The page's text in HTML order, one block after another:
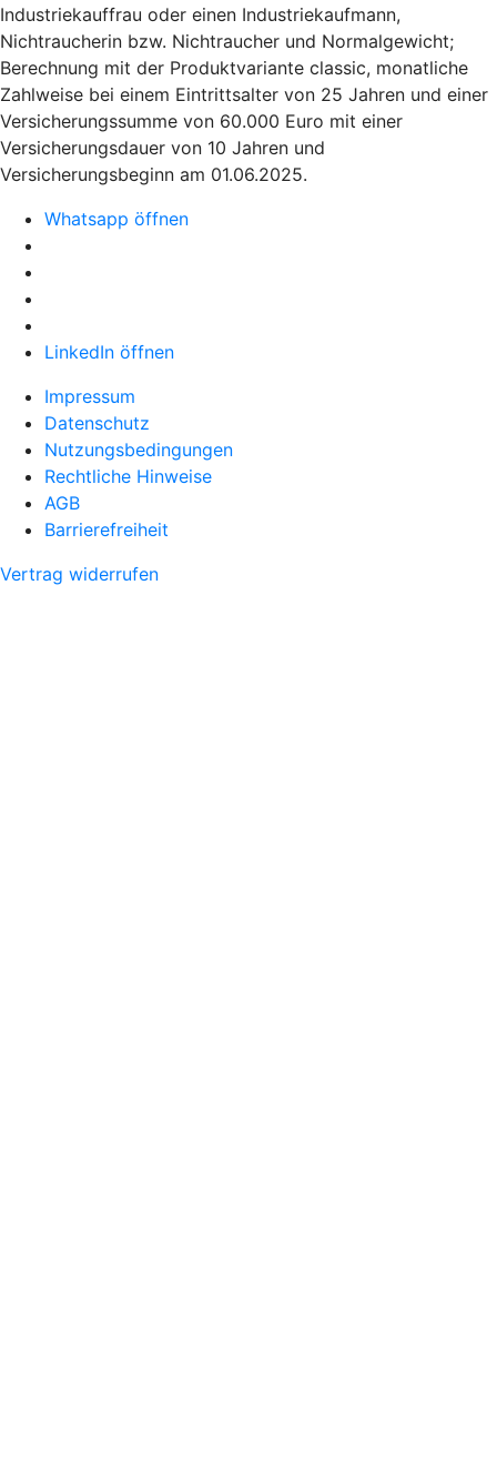
Industriekauffrau oder einen Industriekaufmann,
Nichtraucherin bzw. Nichtraucher und Normalgewicht;
Berechnung mit der Produktvariante classic, monatliche
Zahlweise bei einem Eintrittsalter von 25 Jahren und einer
Versicherungssumme von 60.000 Euro mit einer
Versicherungsdauer von 10 Jahren und
Versicherungsbeginn am 01.06.2025.
Whatsapp öffnen
LinkedIn öffnen
Impressum
Datenschutz
Nutzungsbedingungen
Rechtliche Hinweise
AGB
Barrierefreiheit
Vertrag widerrufen